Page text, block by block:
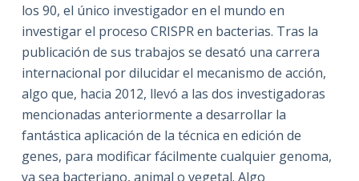
los 90, el único investigador en el mundo en
investigar el proceso CRISPR en bacterias. Tras la
publicación de sus trabajos se desató una carrera
internacional por dilucidar el mecanismo de acción,
algo que, hacia 2012, llevó a las dos investigadoras
mencionadas anteriormente a desarrollar la
fantástica aplicación de la técnica en edición de
genes, para modificar fácilmente cualquier genoma,
ya sea bacteriano, animal o vegetal. Algo